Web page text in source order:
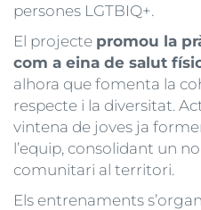
persones LGTBIQ+.
El projecte promou la
com a eina de salut
alhora que fomenta la
respecte i la diversitat.
vintena de joves ja
l’equip, consolidant un
comunitari al territori.
Els entrenaments